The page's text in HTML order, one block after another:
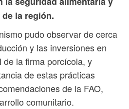
la región.
pudo observar de cerca
y las inversiones en
la firma porcícola, y
de estas prácticas
de la FAO,
comunitario.